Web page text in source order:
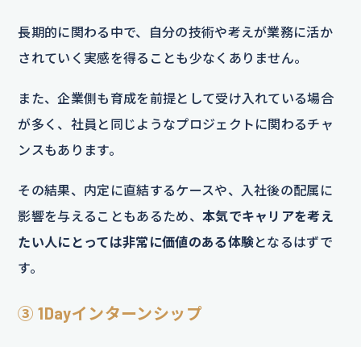
長期的に関わる中で、自分の技術や考えが業務に活か
されていく実感を得ることも少なくありません。
また、企業側も育成を前提として受け入れている場合
が多く、社員と同じようなプロジェクトに関わるチャ
ンスもあります。
その結果、内定に直結するケースや、入社後の配属に
影響を与えることもあるため、 本気でキャリアを考え
たい人にとっては非常に価値のある体験となるはずで
す。
③ 1Dayインターンシップ